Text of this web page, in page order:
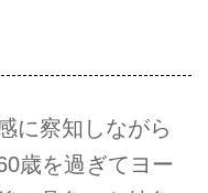
に察知しながら
歳を過ぎてヨー